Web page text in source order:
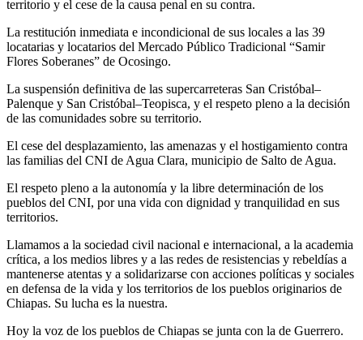
territorio y el cese de la causa penal en su contra.
La restitución inmediata e incondicional de sus locales a las 39
locatarias y locatarios del Mercado Público Tradicional “Samir
Flores Soberanes” de Ocosingo.
La suspensión definitiva de las supercarreteras San Cristóbal–
Palenque y San Cristóbal–Teopisca, y el respeto pleno a la decisión
de las comunidades sobre su territorio.
El cese del desplazamiento, las amenazas y el hostigamiento contra
las familias del CNI de Agua Clara, municipio de Salto de Agua.
El respeto pleno a la autonomía y la libre determinación de los
pueblos del CNI, por una vida con dignidad y tranquilidad en sus
territorios.
Llamamos a la sociedad civil nacional e internacional, a la academia
crítica, a los medios libres y a las redes de resistencias y rebeldías a
mantenerse atentas y a solidarizarse con acciones políticas y sociales
en defensa de la vida y los territorios de los pueblos originarios de
Chiapas. Su lucha es la nuestra.
Hoy la voz de los pueblos de Chiapas se junta con la de Guerrero.